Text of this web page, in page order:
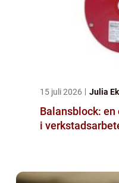
15 juli 2026 Julia
Balansblock:
i